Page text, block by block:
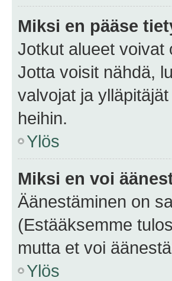
Miksi en pääse
Jotkut alueet voivat
Jotta voisit nähdä,
valvojat ja
heihin.
Ylös
Miksi en voi
Äänestäminen on
(Estääksemme
mutta et voi
Ylös